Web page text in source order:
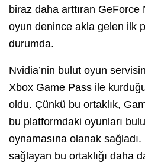
biraz daha arttıran GeForce
oyun denince akla gelen ilk
durumda.
Nvidia’nin bulut oyun
Xbox Game Pass ile
oldu. Çünkü bu ortaklık,
bu platformdaki oyunları
oynamasına olanak
sağlayan bu ortaklığı daha